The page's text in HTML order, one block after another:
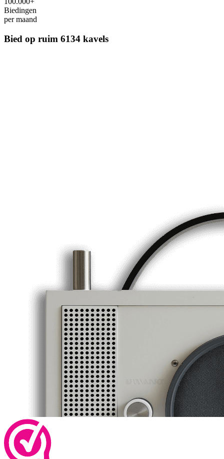
Biedingen
per maand
Bied op ruim 6134 kavels